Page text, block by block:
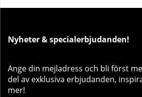
Nyheter & specialerbjudanden!
Ange din mejladress och bli först
del av exklusiva erbjudanden,
mer!